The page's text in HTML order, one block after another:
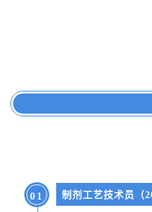
0 1 制剂工艺技术员（